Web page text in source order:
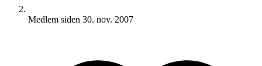
Medlem siden 30. nov. 2007